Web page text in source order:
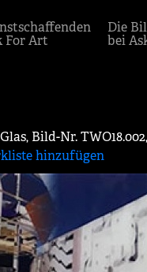
For Art
Die
bei
Bild-Nr.
hinzufügen